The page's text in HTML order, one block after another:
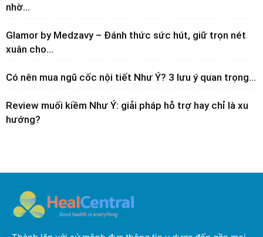
nhờ...
Glamor by Medzavy – Đánh thức sức hút, giữ trọn nét
xuân cho...
Có nên mua ngũ cốc nội tiết Như Ý? 3 lưu ý quan trọng...
Review muối kiềm Như Ý: giải pháp hỗ trợ hay chỉ là xu
hướng?